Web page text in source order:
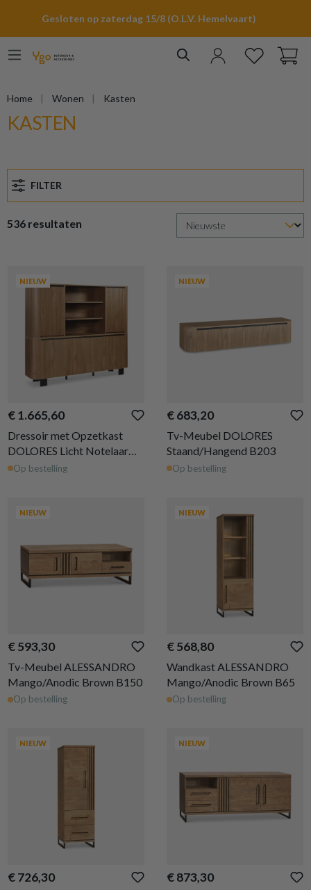
Gesloten op zaterdag 15/8 (O.L.V. Hemelvaart)
Home Wonen Kasten
KASTEN
FILTER
536 resultaten
NIEUW
€ 1.665,60
Dressoir met Opzetkast
DOLORES Licht Notelaar
B237
Op bestelling
NIEUW
€ 683,20
Tv-Meubel DOLORES
Staand/Hangend B203
Op bestelling
NIEUW
€ 593,30
Tv-Meubel ALESSANDRO
Mango/Anodic Brown B150
Op bestelling
NIEUW
€ 568,80
Wandkast ALESSANDRO
Mango/Anodic Brown B65
Op bestelling
NIEUW
€ 726,30
NIEUW
€ 873,30